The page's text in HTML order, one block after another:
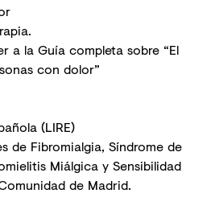
a la Guía completa sobre “El
con dolor”
(LIRE)
de Fibromialgia, Síndrome de
Miálgica y Sensibilidad
de Madrid.